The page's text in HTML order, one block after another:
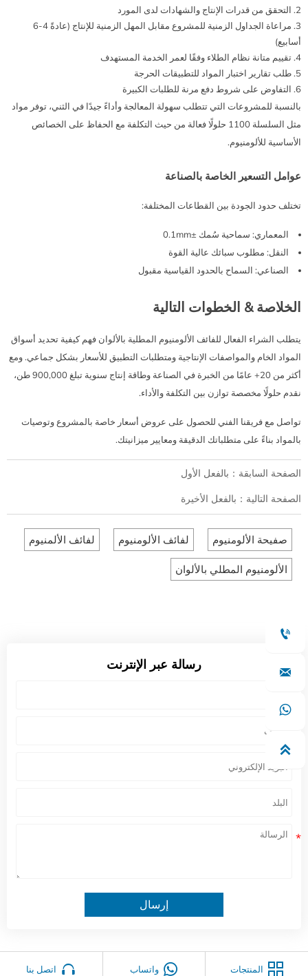
التحقق من قدرات الإنتاج والشهادات لدى المورد
مراعاة الجداول الزمنية للمشروع مقابل المهل الزمنية للإنتاج (عادةً 4-6
أسابيع)
تقييم متانة نظام الطلاء وفقًا لعمر الخدمة المستهدف
طلب تقارير اختبار المواد للتطبيقات الحرجة
التفاوض على شروط دفع مرنة للطلبات الكبيرة
بالنسبة للمشروعات التي تتطلب سهولة المعالجة وأداءً جيدًا في الثني، توفر مواد
مثل السلسلة 1100 حلولًا فعالة من حيث التكلفة مع الحفاظ على الخصائص
الأساسية للألومنيوم.
عوامل التسعير الخاصة بالصناعة
تختلف حدود الجودة بين القطاعات المختلفة:
المعماري: سماحية سُمك ±0.1mm
النقل: مطلوب سبائك عالية القوة
الصناعي: السماح بالحدود القياسية مقبول
الخلاصة & الخطوات التالية
يتطلب الشراء الفعال للفائف الألومنيوم المطلية بالألوان فهم كيفية تحديد أسواق
المواد الخام والمواصفات الإنتاجية ومتطلبات التطبيق للأسعار بشكل جماعي. ومع
أكثر من 20+ عامًا من الخبرة في الصناعة وطاقة إنتاج سنوية تبلغ 900,000 طن،
نقدم حلولًا مخصصة توازن بين التكلفة والأداء.
تواصل مع فريقنا الفني للحصول على عروض أسعار خاصة بالمشروع وتوصيات
بالمواد بناءً على متطلباتك الدقيقة ومعايير ميزانيتك.
الصفحة السابقة：بالفعل الأول
الصفحة التالية：بالفعل الأخيرة
صفيحة الألومنيوم لفائف الألومنيوم لفائف الألمنيوم
الألومنيوم المطلي بالألوان
رسالة عبر الإنترنت
إرسال
 المنتجات  واتساب  اتصل بنا



